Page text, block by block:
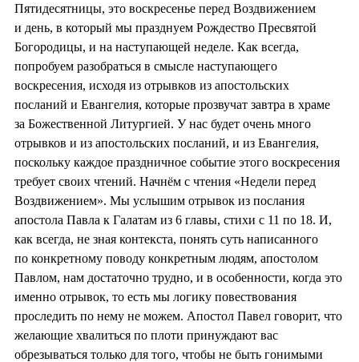
Пятидесятницы, это воскресенье перед Воздвижением
и день, в который мы празднуем Рождество Пресвятой
Богородицы, и на наступающей неделе. Как всегда,
попробуем разобраться в смысле наступающего
воскресения, исходя из отрывков из апостольских
посланий и Евангелия, которые прозвучат завтра в храме
за Божественной Литургией. У нас будет очень много
отрывков и из апостольских посланий, и из Евангелия,
поскольку каждое праздничное событие этого воскресения
требует своих чтений. Начнём с чтения «Недели перед
Воздвижением». Мы услышим отрывок из послания
апостола Павла к Галатам из 6 главы, стихи с 11 по 18. И,
как всегда, не зная контекста, понять суть написанного
по конкретному поводу конкретным людям, апостолом
Павлом, нам достаточно трудно, и в особенности, когда это
именно отрывок, то есть мы логику повествования
проследить по нему не можем. Апостол Павел говорит, что
желающие хвалиться по плоти принуждают вас
обрезываться только для того, чтобы не быть гонимыми